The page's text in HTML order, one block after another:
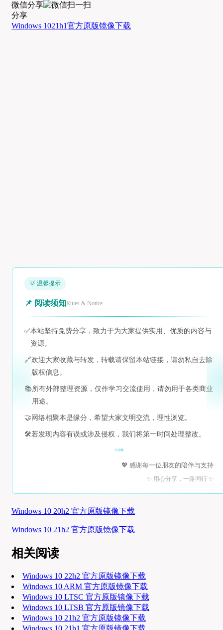
微信分享
分享
Windows 1021h1官方原版镜像下载
💡 温馨提示
📌 阅读须知Rules & Notice
✅本站坚持免费分享，致力于为大家提供实用、优质的内容与
资源。
🔗欢迎大家收藏与转发，转载请保留本站链接，请勿私自去除
版权信息。
📚所有外部整理资源，仅作学习交流使用，请勿用于各类商业
用途。
🤝 网络相聚本是缘分，希望大家文明交流，理性浏览。
🛠️若发现内容有误或涉及侵权，我们将第一时间处理整改。
💖 感谢每一位朋友的陪伴与支持
✨ 用心分享，一路同行 ✨
Windows 10 20h2 官方原版镜像下载
Windows 10 21h2 官方原版镜像下载
相关阅读
Windows 10 22h2 官方原版镜像下载
Windows 10 ARM 官方原版镜像下载
Windows 10 LTSC 官方原版镜像下载
Windows 10 LTSB 官方原版镜像下载
Windows 10 21h2 官方原版镜像下载